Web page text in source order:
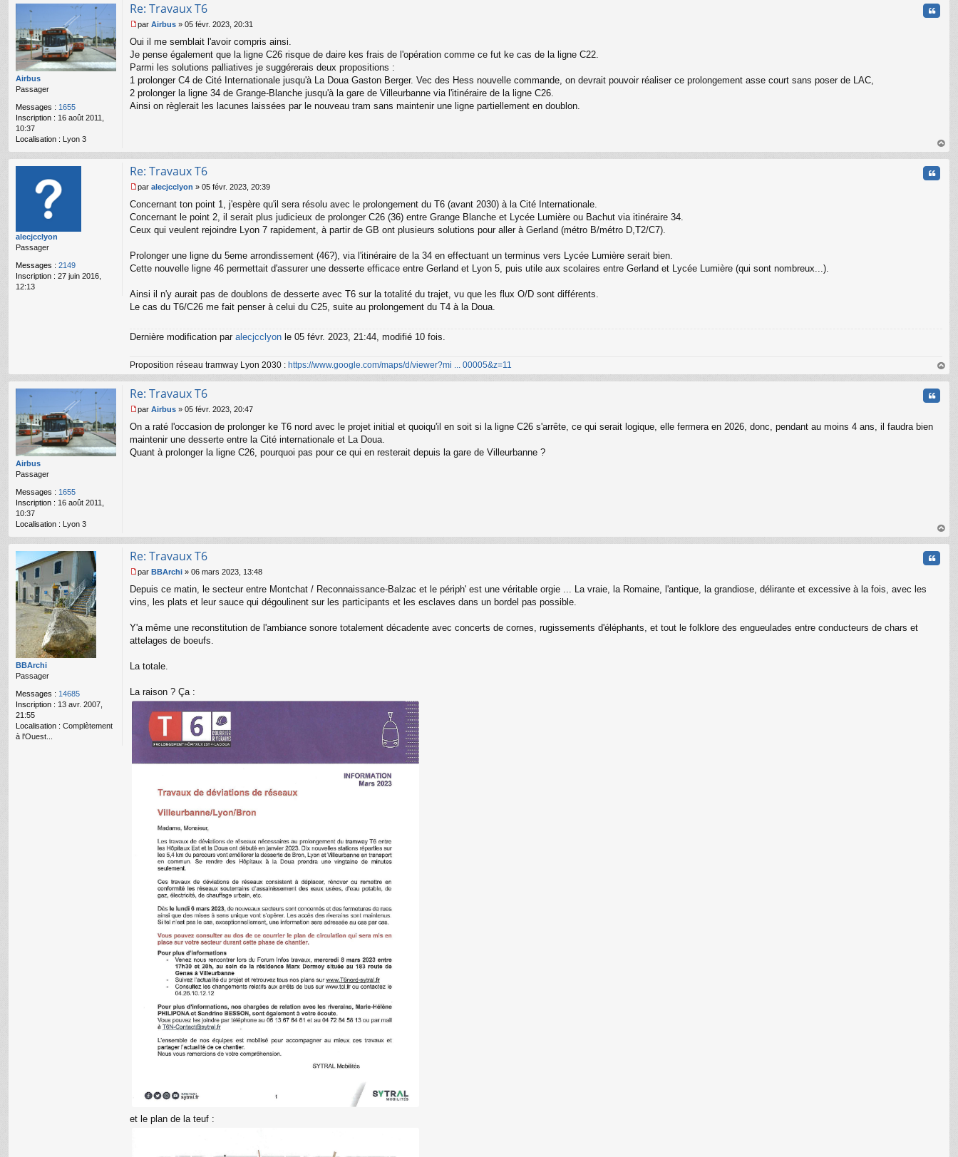
Airbus
Passager
Messages : 1655
Inscription : 16 août 2011,
10:37
Localisation : Lyon 3
Re: Travaux T6
e
s
s
g
e
n
par Airbus » 05 févr. 2023, 20:31
Oui il me semblait l'avoir compris ainsi.
Je pense également que la ligne C26 risque de daire kes frais de l'opération comme ce fut ke cas de la ligne C22.
Parmi les solutions palliatives je suggérerais deux propositions :
1 prolonger C4 de Cité Internationale jusqu'à La Doua Gaston Berger. Vec des Hess nouvelle commande, on devrait pouvoir réaliser ce prolongement asse court sans poser de LAC,
2 prolonger la ligne 34 de Grange-Blanche jusqu'à la gare de Villeurbanne via l'itinéraire de la ligne C26.
Ainsi on règlerait les lacunes laissées par le nouveau tram sans maintenir une ligne partiellement en doublon.
au
alecjcclyon
Passager
Messages : 2149
Inscription : 27 juin 2016,
12:13
Re: Travaux T6
e
s
s
e
n
n
u
par alecjcclyon » 05 févr. 2023, 20:39
Concernant ton point 1, j'espère qu'il sera résolu avec le prolongement du T6 (avant 2030) à la Cité Internationale.
Concernant le point 2, il serait plus judicieux de prolonger C26 (36) entre Grange Blanche et Lycée Lumière ou Bachut via itinéraire 34.
Ceux qui veulent rejoindre Lyon 7 rapidement, à partir de GB ont plusieurs solutions pour aller à Gerland (métro B/métro D,T2/C7).
Prolonger une ligne du 5eme arrondissement (46?), via l'itinéraire de la 34 en effectuant un terminus vers Lycée Lumière serait bien.
Cette nouvelle ligne 46 permettait d'assurer une desserte efficace entre Gerland et Lyon 5, puis utile aux scolaires entre Gerland et Lycée Lumière (qui sont nombreux...).
Ainsi il n'y aurait pas de doublons de desserte avec T6 sur la totalité du trajet, vu que les flux O/D sont différents.
Le cas du T6/C26 me fait penser à celui du C25, suite au prolongement du T4 à la Doua.
Dernière modification par alecjcclyon le 05 févr. 2023, 21:44, modifié 10 fois.
Proposition réseau tramway Lyon 2030 : https://www.google.com/maps/d/viewer?mi ... 00005&z=11
au
Airbus
Passager
Messages : 1655
Inscription : 16 août 2011,
10:37
Localisation : Lyon 3
Re: Travaux T6
e
s
s
par Airbus » 05 févr. 2023, 20:47
On a raté l'occasion de prolonger ke T6 nord avec le projet initial et quoiqu'il en soit si la ligne C26 s'arrête, ce qui serait logique, elle fermera en 2026, donc, pendant au moins 4 ans, il faudra bien
maintenir une desserte entre la Cité internationale et La Doua.
Quant à prolonger la ligne C26, pourquoi pas pour ce qui en resterait depuis la gare de Villeurbanne ?
au
BBArchi
Passager
Messages : 14685
Inscription : 13 avr. 2007,
21:55
Localisation : Complètement
à l'Ouest...
Re: Travaux T6
e
s
g
e
o
u
par BBArchi » 06 mars 2023, 13:48
Depuis ce matin, le secteur entre Montchat / Reconnaissance-Balzac et le périph' est une véritable orgie ... La vraie, la Romaine, l'antique, la grandiose, délirante et excessive à la fois, avec les
vins, les plats et leur sauce qui dégoulinent sur les participants et les esclaves dans un bordel pas possible.
Y'a même une reconstitution de l'ambiance sonore totalement décadente avec concerts de cornes, rugissements d'éléphants, et tout le folklore des engueulades entre conducteurs de chars et
attelages de boeufs.
La totale.
La raison ? Ça :
et le plan de la teuf :